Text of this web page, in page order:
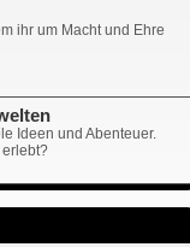
ihr um Macht und Ehre
Ideen und Abenteuer.